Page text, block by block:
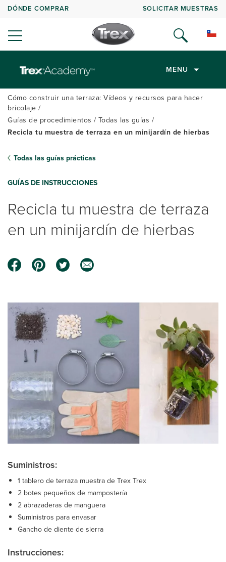
DÓNDE COMPRAR SOLICITAR MUESTRAS
MENU
Cómo construir una terraza: Vídeos y recursos para hacer
bricolaje
Guías de procedimientos
Todas las guías
Recicla tu muestra de terraza en un minijardín de hierbas
Todas las guías prácticas
GUÍAS DE INSTRUCCIONES
Recicla tu muestra de terraza
en un minijardín de hierbas
Suministros:
1 tablero de terraza muestra de Trex Trex
2 botes pequeños de mampostería
2 abrazaderas de manguera
Suministros para envasar
Gancho de diente de sierra
Instrucciones: